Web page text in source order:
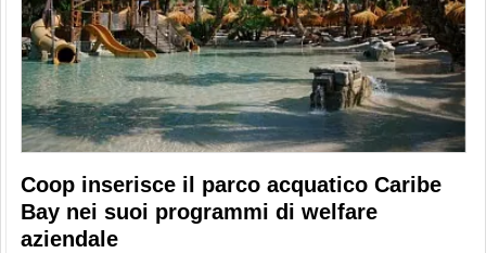
Coop inserisce il parco acquatico Caribe
Bay nei suoi programmi di welfare
aziendale